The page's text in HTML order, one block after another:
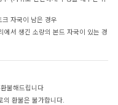
자국이 남은 경우
에서 생긴 소량의 본드 자국이 있는 경
불해드립니다
환불은 불가합니다.